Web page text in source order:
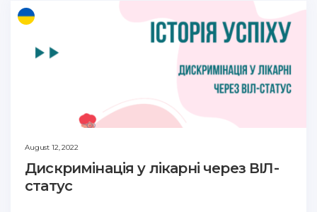
August 12, 2022
Дискримінація у лікарні через ВІЛ-
статус